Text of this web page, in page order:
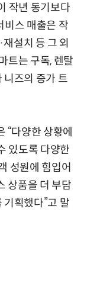
작년 동기보다
비스 매출은 작
설치 등 그 외
트는 구독, 렌탈
니즈의 증가 트
“다양한 상황에
있도록 다양한
성원에 힘입어
상품을 더 부담
기획했다”고 말